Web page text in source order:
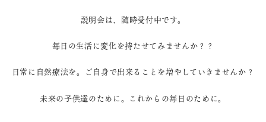
説明会は、随時受付中です。
毎日の生活に変化を持たせてみませんか？？
日常に自然療法を。ご自身で出来ることを増やしていきませんか？
未来の子供達のために。これからの毎日のために。